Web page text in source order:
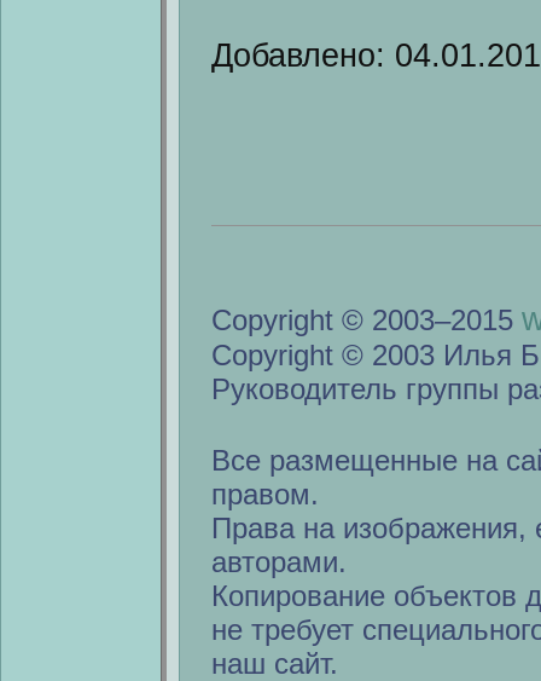
Добавлено:
Copyright © 2003–2015
Copyright © 2003 Илья
Руководитель группы
Все размещенные на
правом.
Права на изображения,
авторами.
Копирование объектов
не требует
наш сайт.